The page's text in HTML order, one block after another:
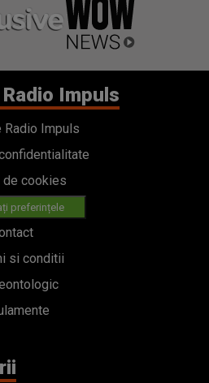
Impuls
Radio Impuls
de cookies
preferințele
si conditii